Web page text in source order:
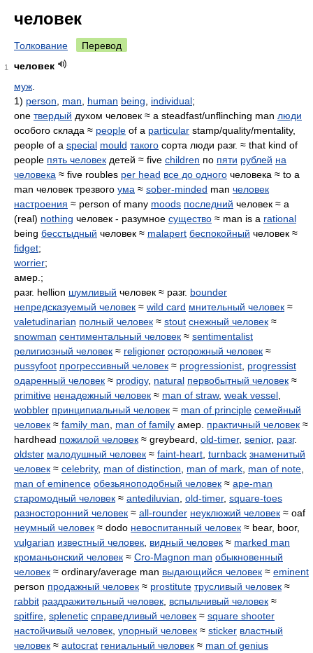
человек
Толкование Перевод
1
человек
муж
1) person man human being individual;
one твердый духом человек ≈ a steadfast/unflinching man люди
особого склада ≈ people of a particular stamp/quality/mentality,
people of a special mould такого сорта люди разг. ≈ that kind of
people пять человек детей ≈ five children по пяти рублей на
человека ≈ five roubles per head все до одного человека ≈ to a
man человек трезвого ума ≈ sober-minded man человек
настроения ≈ person of many moods последний человек ≈ a
(real) nothing человек - разумное существо ≈ man is a rational
being бесстыдный человек ≈ malapert беспокойный человек ≈
fidget;
worrier;
амер.;
разг. hellion шумливый человек ≈ разг. bounder
непредсказуемый человек ≈ wild card мнительный человек ≈
valetudinarian полный человек ≈ stout снежный человек ≈
snowman сентиментальный человек ≈ sentimentalist
религиозный человек ≈ religioner осторожный человек ≈
pussyfoot прогрессивный человек ≈ progressionist progressist
одаренный человек ≈ prodigy, natural первобытный человек ≈
primitive ненадежный человек ≈ man of straw, weak vessel
wobbler принципиальный человек ≈ man of principle семейный
человек ≈ family man man of family амер. практичный человек ≈
hardhead пожилой человек ≈ greybeard, old-timer, senior, разг.
oldster малодушный человек ≈ faint-heart turnback знаменитый
человек ≈ celebrity, man of distinction man of mark man of note
man of eminence обезьяноподобный человек ≈ ape-man
старомодный человек ≈ antediluvian old-timer, square-toes
разносторонний человек ≈ all-rounder неуклюжий человек ≈ oaf
неумный человек ≈ dodo невоспитанный человек ≈ bear, boor,
vulgarian известный человек видный человек ≈ marked man
кроманьонский человек ≈ Cro-Magnon man обыкновенный
человек ≈ ordinary/average man выдающийся человек ≈ eminent
person продажный человек ≈ prostitute трусливый человек ≈
rabbit раздражительный человек вспыльчивый человек ≈
spitfire splenetic справедливый человек ≈ square shooter
настойчивый человек упорный человек ≈ sticker властный
человек ≈ autocrat гениальный человек ≈ man of genius